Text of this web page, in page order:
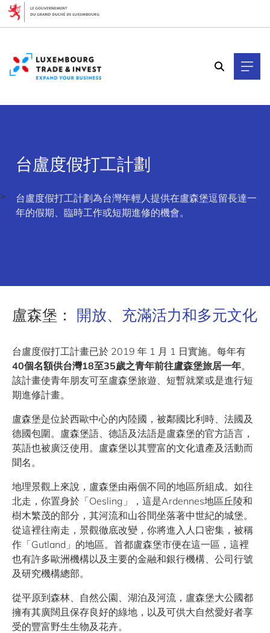
>
台盧度假打工計劃
台盧度假打工計劃為台灣年輕人提供在盧森堡逗留長達一
年的假期、臨時工作或短期進修的機會。
盧森堡： 開放、充滿活力和多元文化
台盧度假打工計畫已於 2019 年 1 月 1 日實施。每年有
40個名額供台灣18至35歲之青年前往盧森堡旅居一年。
該計畫使青年朋友可至盧森堡旅遊、短暫就業或是進行短
期進修計畫。
盧森堡是位於西歐中心的內陸國，被鄰國比利時、法國及
德國包圍。盧森堡語、德語及法語是盧森堡的官方語言，
英語也被廣泛使用。盧森堡以其豐富的文化遺產及活動而
聞名。
地理景觀上來說，盧森堡由兩個不同的地區所組成。如往
北走，你置身於「Oesling」，這是Ardennes地區丘陵和
樹木繁茂的部分，其河流和山谷間坐落著中世紀的城堡。
從這裡往南走，景觀徹底改變，你將進入人口密集，被稱
作「Gutland」的地區。首都盧森堡市便在這一區，這裡
也有許多歐洲機構以及主要的金融和銀行機構、公司行號
及研究機構總部。
從平原到森林、自然公園、湖泊及河流，盧森堡大公國都
擁有其廣闊且保存良好的綠地，以及可供大自然愛好者享
受的豐富野生生物及花卉。
Cookies management panel